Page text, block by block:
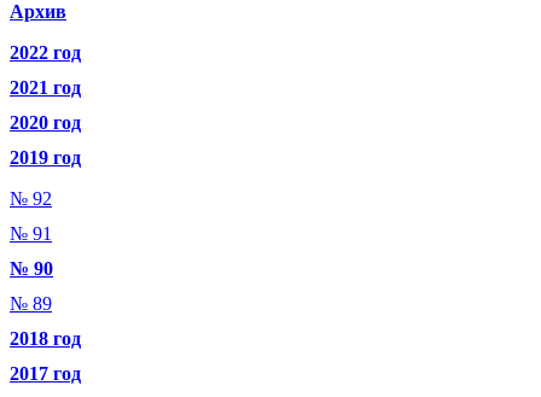
Архив
2022 год
2021 год
2020 год
2019 год
№ 92
№ 91
№ 90
№ 89
2018 год
2017 год